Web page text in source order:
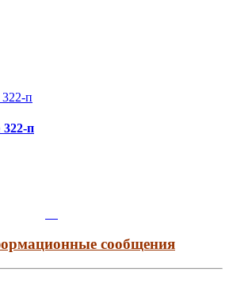
п
322-п
сообщения